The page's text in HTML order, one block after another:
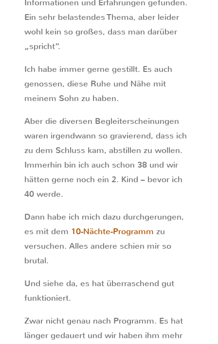
Informationen und Erfahrungen gefunden.
Ein sehr belastendes Thema, aber leider
wohl kein so großes, dass man darüber
„spricht“.
Ich habe immer gerne gestillt. Es auch
genossen, diese Ruhe und Nähe mit
meinem Sohn zu haben.
Aber die diversen Begleiterscheinungen
waren irgendwann so gravierend, dass ich
zu dem Schluss kam, abstillen zu wollen.
Immerhin bin ich auch schon 38 und wir
hätten gerne noch ein 2. Kind – bevor ich
40 werde.
Dann habe ich mich dazu durchgerungen,
es mit dem 10-Nächte-Programm zu
versuchen. Alles andere schien mir so
brutal.
Und siehe da, es hat überraschend gut
funktioniert.
Zwar nicht genau nach Programm. Es hat
länger gedauert und wir haben ihm mehr